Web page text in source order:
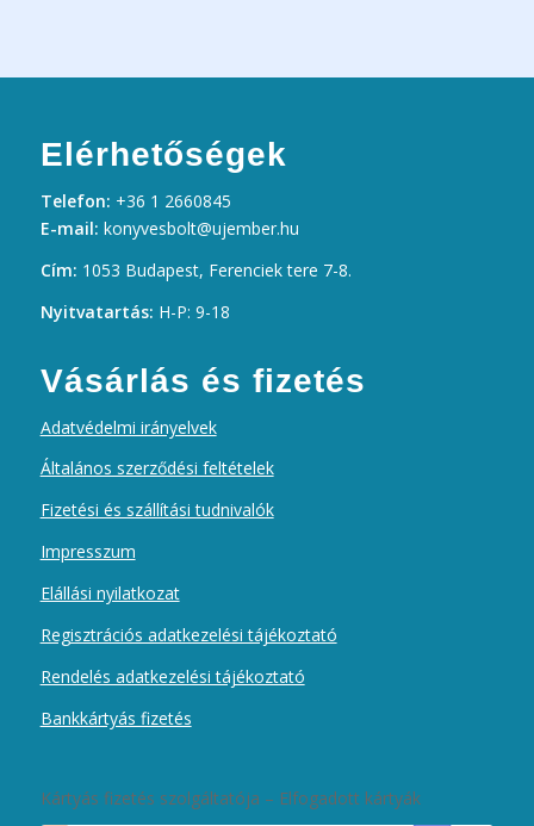
Elérhetőségek
Telefon: +36 1 2660845
E-mail: konyvesbolt@ujember.hu
Cím: 1053 Budapest, Ferenciek tere 7-8.
Nyitvatartás: H-P: 9-18
Vásárlás és fizetés
Adatvédelmi irányelvek
Általános szerződési feltételek
Fizetési és szállítási tudnivalók
Impresszum
Elállási nyilatkozat
Regisztrációs adatkezelési tájékoztató
Rendelés adatkezelési tájékoztató
Bankkártyás fizetés
Kártyás fizetés szolgáltatója – Elfogadott kártyák